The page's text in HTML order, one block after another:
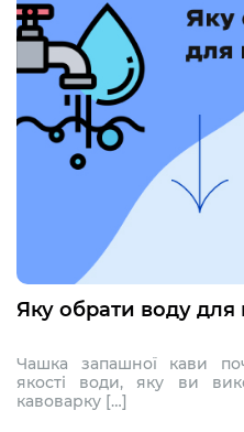
Яку обрати воду для
Чашка запашної кави
якості води, яку ви
кавоварку […]